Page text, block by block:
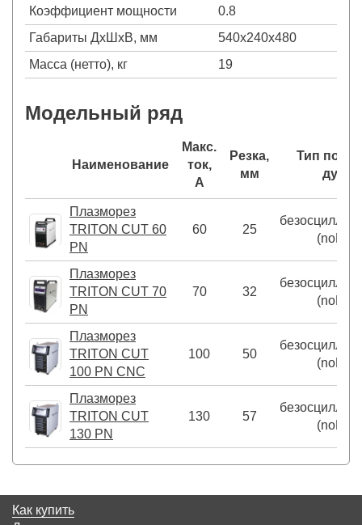
Коэффициент мощности
0.8
Габариты ДхШхВ, мм
540х240х480
Масса (нетто), кг
19
Модельный ряд
Наименование
Макс.
ток,
А
Резка,
мм
Тип
дуги
Плазморез
TRITON CUT 60
PN
60 25
(noHF)
Плазморез
TRITON CUT 70
PN
70 32
(noHF)
Плазморез
TRITON CUT
100 PN CNC
100 50
(noHF)
Плазморез
TRITON CUT
130 PN
130 57
(noHF)
Как купить